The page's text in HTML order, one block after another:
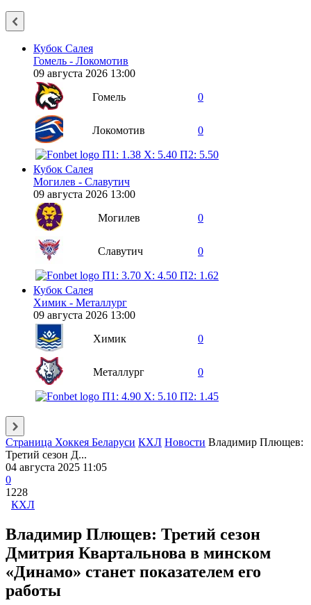
Кубок Салея
Гомель - Локомотив
09 августа 2026 13:00
Гомель
0
Локомотив 0
П1: 1.38 X: 5.40 П2: 5.50
Кубок Салея
Могилев - Славутич
09 августа 2026 13:00
Могилев
0
Славутич 0
П1: 3.70 X: 4.50 П2: 1.62
Кубок Салея
Химик - Металлург
09 августа 2026 13:00
Химик
0
Металлург 0
П1: 4.90 X: 5.10 П2: 1.45
Страница Хоккея Беларуси КХЛ Новости Владимир Плющев:
Третий сезон Д...
04 августа 2025 11:05
0
1228
КХЛ
Владимир Плющев: Третий сезон
Дмитрия Квартальнова в минском
«Динамо» станет показателем его
работы